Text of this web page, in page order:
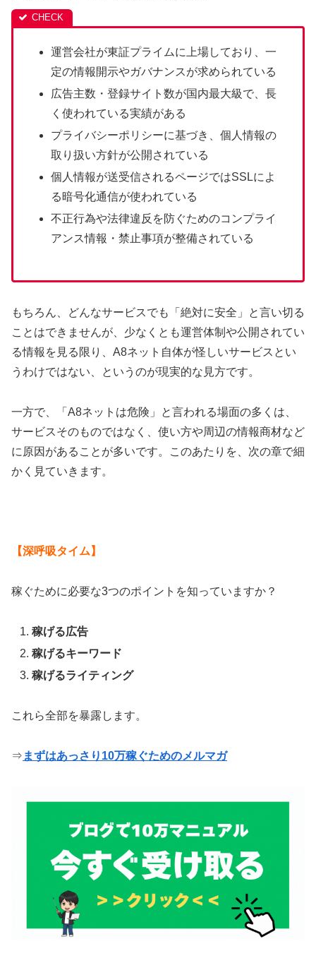
運営会社が東証プライムに上場しており、一
定の情報開示やガバナンスが求められている
広告主数・登録サイト数が国内最大級で、長
く使われている実績がある
プライバシーポリシーに基づき、個人情報の
取り扱い方針が公開されている
個人情報が送受信されるページではSSLによ
る暗号化通信が使われている
不正行為や法律違反を防ぐためのコンプライ
アンス情報・禁止事項が整備されている
もちろん、どんなサービスでも「絶対に安全」と言い切る
ことはできませんが、少なくとも運営体制や公開されてい
る情報を見る限り、A8ネット自体が怪しいサービスとい
うわけではない、というのが現実的な見方です。
一方で、「A8ネットは危険」と言われる場面の多くは、
サービスそのものではなく、使い方や周辺の情報商材など
に原因があることが多いです。このあたりを、次の章で細
かく見ていきます。
【深呼吸タイム】
稼ぐために必要な3つのポイントを知っていますか？
稼げる広告
稼げるキーワード
稼げるライティング
これら全部を暴露します。
⇒ まずはあっさり10万稼ぐためのメルマガ